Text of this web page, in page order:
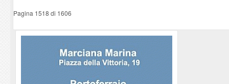
Pagina 1518 di 1606